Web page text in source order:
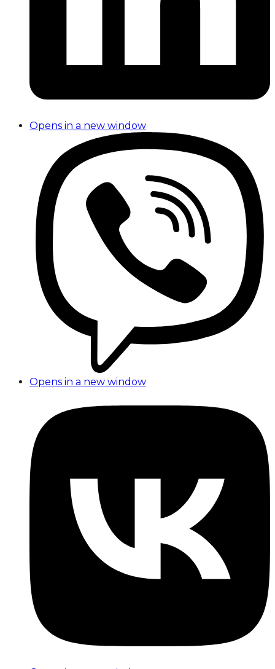
Opens in a new window
Opens in a new window